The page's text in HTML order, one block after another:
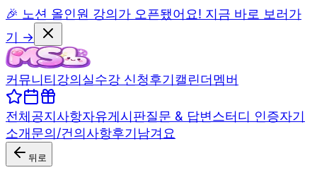
🎉 노션 올인원 강의가 오픈됐어요! 지금 바로 보러가
기 →
커뮤니티강의실수강 신청후기캘린더멤버
전체공지사항자유게시판질문 & 답변스터디 인증자기
소개문의/건의사항후기남겨요
뒤로